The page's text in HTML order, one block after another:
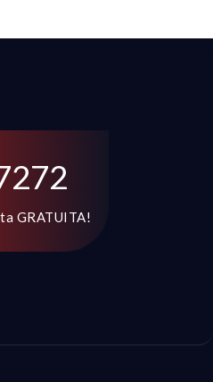
GRATUITA!